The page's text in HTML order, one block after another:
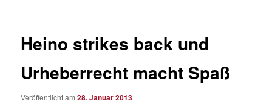
Heino strikes back und
Urheberrecht macht Spaß
Veröffentlicht am28. Januar 2013